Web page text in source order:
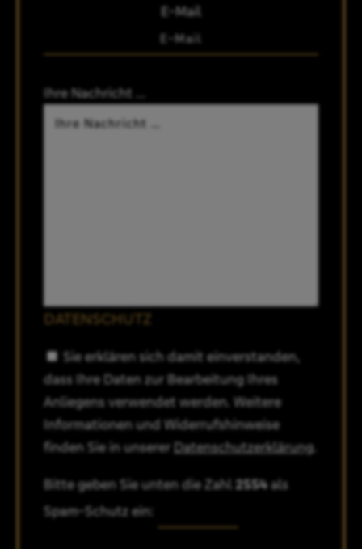
E-Mail
Ihre Nachricht …
DATENSCHUTZ
Sie erklären sich damit einverstanden,
dass Ihre Daten zur Bearbeitung Ihres
Anliegens verwendet werden. Weitere
Informationen und Widerrufshinweise
finden Sie in unserer Datenschutzerklärung.
Bitte geben Sie unten die Zahl 2554als
Spam-Schutz ein: